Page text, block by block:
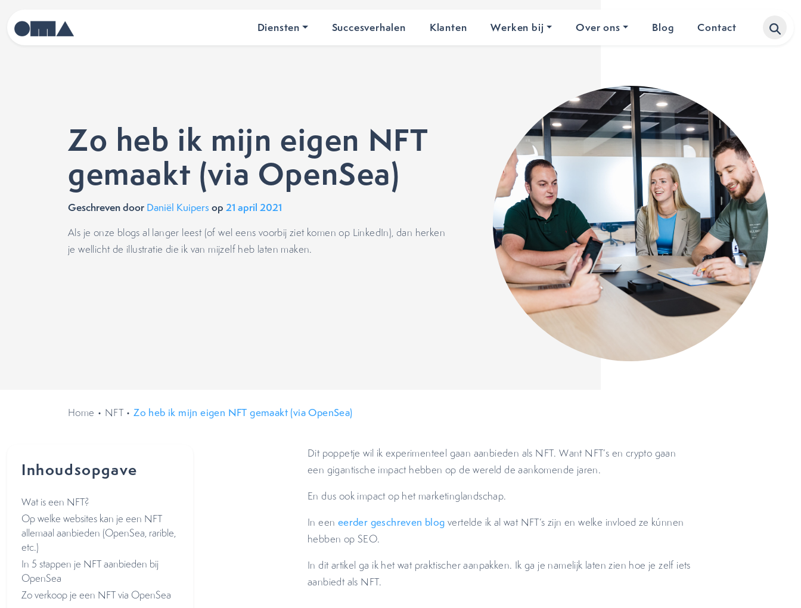
Diensten Succesverhalen Klanten Werken bij Over ons Blog Contact
Zo heb ik mijn eigen NFT
gemaakt (via OpenSea)
Geschreven door Daniël Kuipers op 21 april 2021
Als je onze blogs al langer leest (of wel eens voorbij ziet komen op LinkedIn), dan herken
je wellicht de illustratie die ik van mijzelf heb laten maken.
Home • NFT •Zo heb ik mijn eigen NFT gemaakt (via OpenSea)
Inhoudsopgave
Wat is een NFT?
Op welke websites kan je een NFT
allemaal aanbieden (OpenSea, rarible,
etc.)
In 5 stappen je NFT aanbieden bij
OpenSea
Zo verkoop je een NFT via OpenSea
Dit poppetje wil ik experimenteel gaan aanbieden als NFT. Want NFT’s en crypto gaan
een gigantische impact hebben op de wereld de aankomende jaren.
En dus ook impact op het marketinglandschap.
In een eerder geschreven blog vertelde ik al wat NFT’s zijn en welke invloed ze kúnnen
hebben op SEO.
In dit artikel ga ik het wat praktischer aanpakken. Ik ga je namelijk laten zien hoe je zelf iets
aanbiedt als NFT.